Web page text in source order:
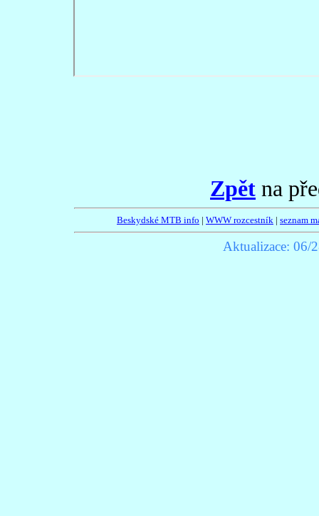
Zpět na
Beskydské MTB info | WWW rozcestník | seznam
Aktualizace: 06/